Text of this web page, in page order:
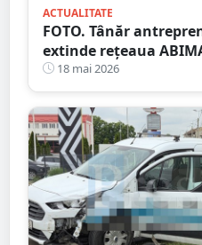
ACTUALITATE
FOTO. Tânăr
extinde rețeaua
nou magazin pe Calea
18 mai 2026